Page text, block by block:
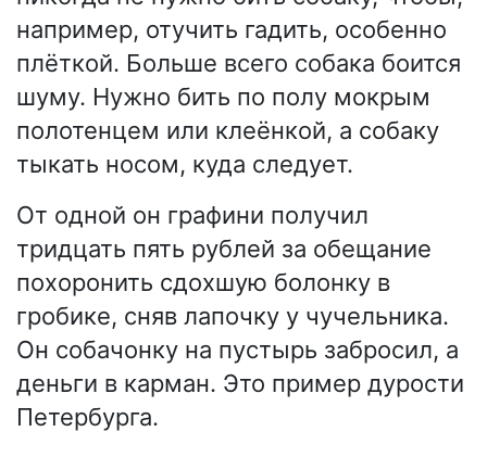
например, отучить гадить, особенно
плёткой. Больше всего собака боится
шуму. Нужно бить по полу мокрым
полотенцем или клеёнкой, а собаку
тыкать носом, куда следует.
От одной он графини получил
тридцать пять рублей за обещание
похоронить сдохшую болонку в
гробике, сняв лапочку у чучельника.
Он собачонку на пустырь забросил, а
деньги в карман. Это пример дурости
Петербурга.